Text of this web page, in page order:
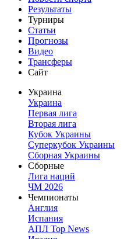
Результаты
Турниры
Статьи
Прогнозы
Видео
Трансферы
Сайт
Украина
Украина
Первая лига
Вторая лига
Кубок Украины
Суперкубок Украины
Сборная Украины
Сборные
Лига наций
ЧМ 2026
Чемпионаты
Англия
Испания
АПЛ Top News